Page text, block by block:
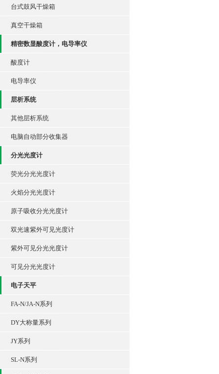
台式鼓风干燥箱
真空干燥箱
精密数显酸度计，电导率仪
酸度计
电导率仪
层析系统
其他层析系统
电脑自动部分收集器
分光光度计
荧光分光光度计
火焰分光光度计
原子吸收分光光度计
双光速紫外可见光度计
紫外可见分光光度计
可见分光光度计
电子天平
FA-N/JA-N系列
DY大称量系列
JY系列
SL-N系列